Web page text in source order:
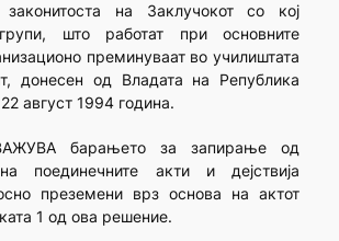
на Заклучокот со кој
што работат при основните
преминуваат во училиштата
донесен од Владата на Република
август 1994 година.
барањето за запирање од
поединечните акти и дејствија
преземени врз основа на актот
1 од ова решение.